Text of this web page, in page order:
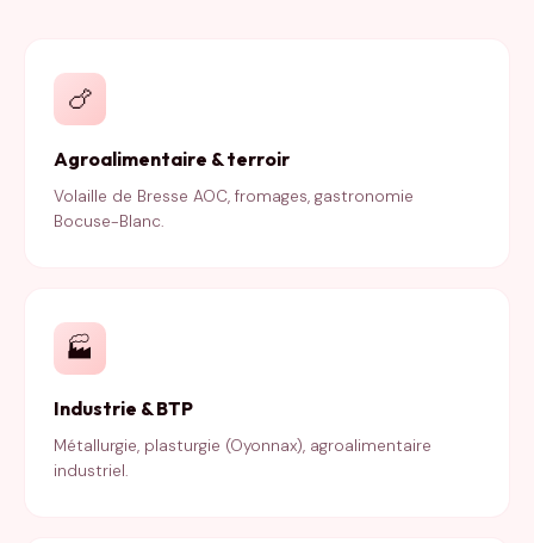
🍗
Agroalimentaire & terroir
Volaille de Bresse AOC, fromages, gastronomie
Bocuse-Blanc.
🏭
Industrie & BTP
Métallurgie, plasturgie (Oyonnax), agroalimentaire
industriel.